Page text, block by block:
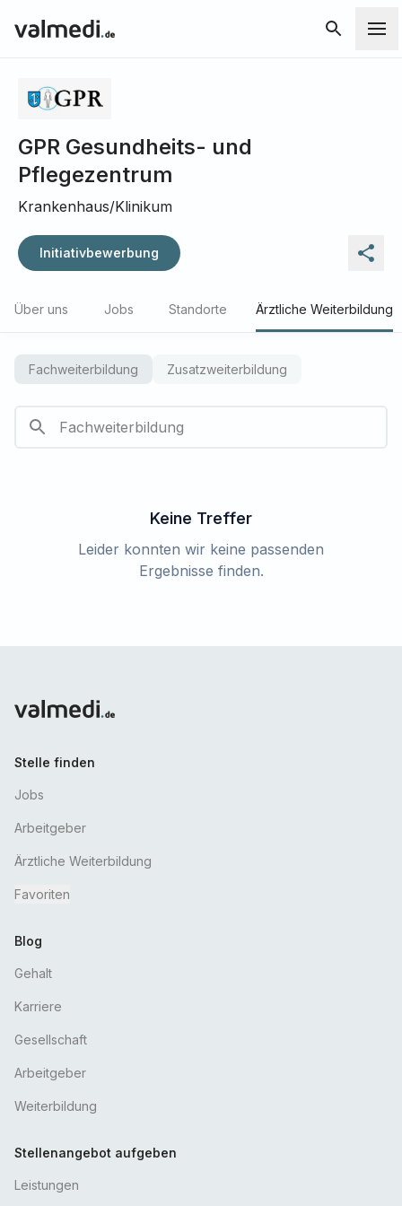
GPR Gesundheits- und
Pflegezentrum
Krankenhaus/Klinikum
Initiativbewerbung
Über uns Jobs Standorte Ärztliche Weiterbildung
Fachweiterbildung Zusatzweiterbildung
Keine Treffer
Leider konnten wir keine passenden
Ergebnisse finden.
Stelle finden
Jobs
Arbeitgeber
Ärztliche Weiterbildung
Favoriten
Blog
Gehalt
Karriere
Gesellschaft
Arbeitgeber
Weiterbildung
Stellenangebot aufgeben
Leistungen